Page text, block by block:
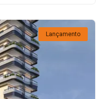
Lançamento